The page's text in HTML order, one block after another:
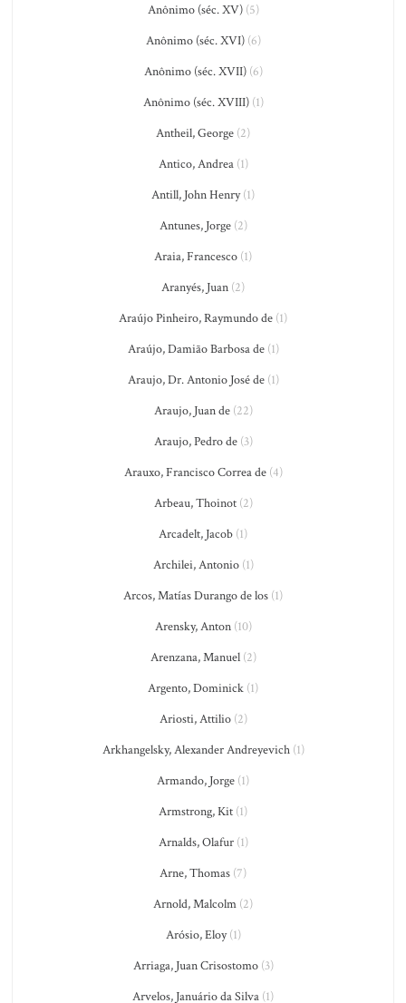
Anônimo (séc. XV)(5)
Anônimo (séc. XVI)(6)
Anônimo (séc. XVII)(6)
Anônimo (séc. XVIII)(1)
Antheil, George (2)
Antico, Andrea(1)
Antill, John Henry(1)
Antunes, Jorge(2)
Araia, Francesco (1)
Aranyés, Juan (2)
Araújo Pinheiro, Raymundo de (1)
Araújo, Damião Barbosa de(1)
Araujo, Dr. Antonio José de(1)
Araujo, Juan de(22)
Araujo, Pedro de(3)
Arauxo, Francisco Correa de(4)
Arbeau, Thoinot(2)
Arcadelt, Jacob (1)
Archilei, Antonio(1)
Arcos, Matías Durango de los (1)
Arensky, Anton(10)
Arenzana, Manuel(2)
Argento, Dominick (1)
Ariosti, Attilio(2)
Arkhangelsky, Alexander Andreyevich(1)
Armando, Jorge (1)
Armstrong, Kit (1)
Arnalds, Olafur(1)
Arne, Thomas (7)
Arnold, Malcolm (2)
Arósio, Eloy(1)
Arriaga, Juan Crisostomo(3)
Arvelos, Januário da Silva (1)